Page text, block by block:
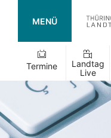
MENÜ
Termine
Landtag
Live